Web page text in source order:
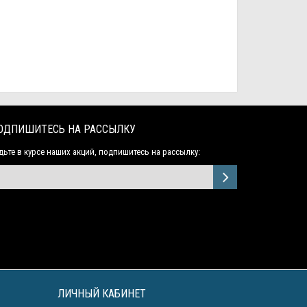
НА РАССЫЛКУ
в курсе наших акций, подпишитесь на рассылку:
ЛИЧНЫЙ КАБИНЕТ